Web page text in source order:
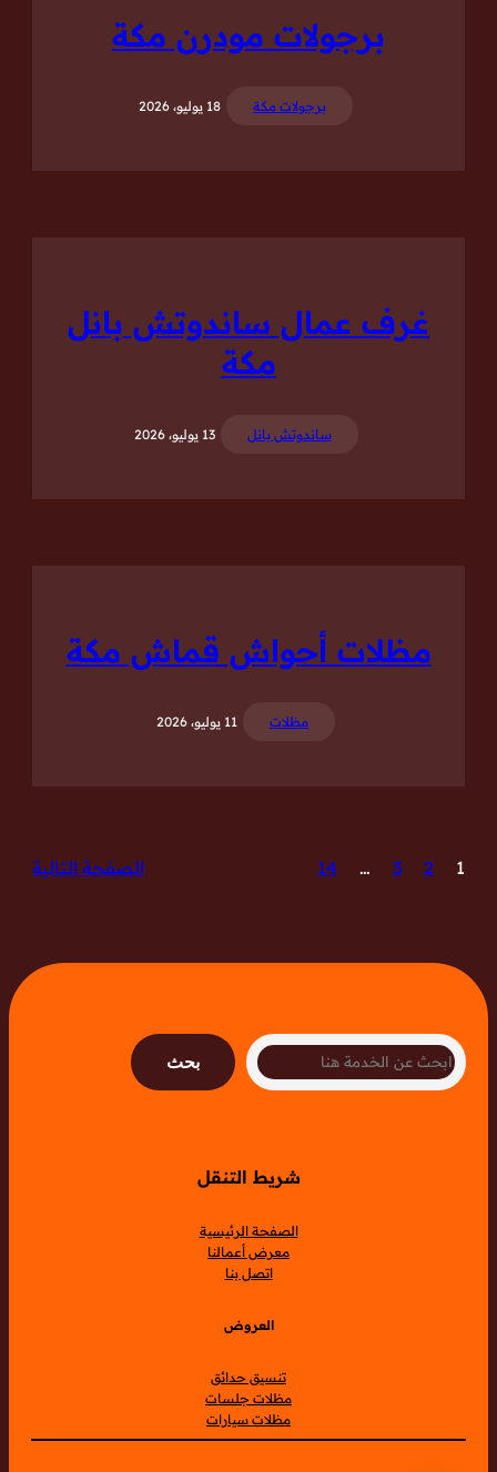
برجولات مودرن مكة
برجولات مكة 18 يوليو، 2026
غرف عمال ساندوتش بانل
مكة
ساندوتش بانل 13 يوليو، 2026
مظلات أحواش قماش مكة
مظلات 11 يوليو، 2026
1
2
3
…
14 الصفحة التالية
Search
بحث
شريط التنقل
الصفحة الرئيسية
معرض أعمالنا
اتصل بنا
العروض
تنسيق حدائق
مظلات جلسات
مظلات سيارات